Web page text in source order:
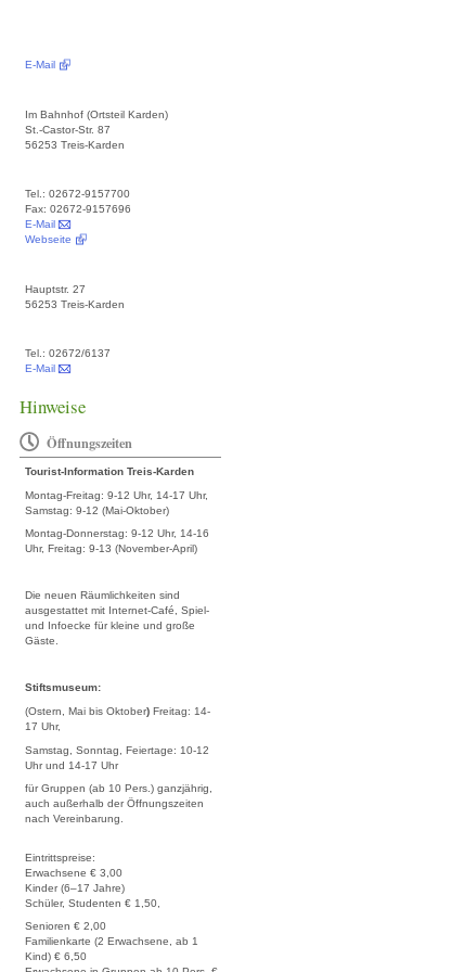
E-Mail
Im Bahnhof (Ortsteil Karden)
St.-Castor-Str. 87
56253 Treis-Karden
Tel.: 02672-9157700
Fax: 02672-9157696
E-Mail
Webseite
Hauptstr. 27
56253 Treis-Karden
Tel.: 02672/6137
E-Mail
Hinweise
Öffnungszeiten
Tourist-Information Treis-Karden
Montag-Freitag: 9-12 Uhr, 14-17 Uhr,
Samstag: 9-12 (Mai-Oktober)
Montag-Donnerstag: 9-12 Uhr, 14-16
Uhr, Freitag: 9-13 (November-April)
Die neuen Räumlichkeiten sind
ausgestattet mit Internet-Café, Spiel-
und Infoeckefür kleine und große
Gäste.
Stiftsmuseum:
(Ostern, Mai bis Oktober)Freitag: 14-
17 Uhr,
Samstag, Sonntag, Feiertage: 10-12
Uhr und 14-17 Uhr
für Gruppen (ab 10 Pers.) ganzjährig,
auch außerhalb der Öffnungszeiten
nach Vereinbarung.
Eintrittspreise:
Erwachsene € 3,00
Kinder (6–17 Jahre)
Schüler, Studenten € 1,50,
Senioren € 2,00
Familienkarte (2 Erwachsene, ab 1
Kind) € 6,50